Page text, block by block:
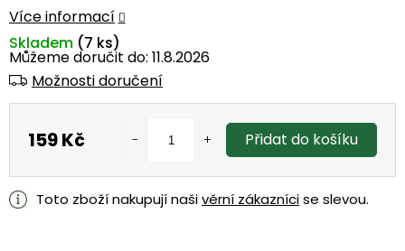
Více informací
Můžeme doručit do: 11.8.2026
Možnosti doručení
Skladem (7 ks)
159 Kč
cena:
Přidat do košíku
Toto zboží nakupují našivěrní zákaznícise slevou.